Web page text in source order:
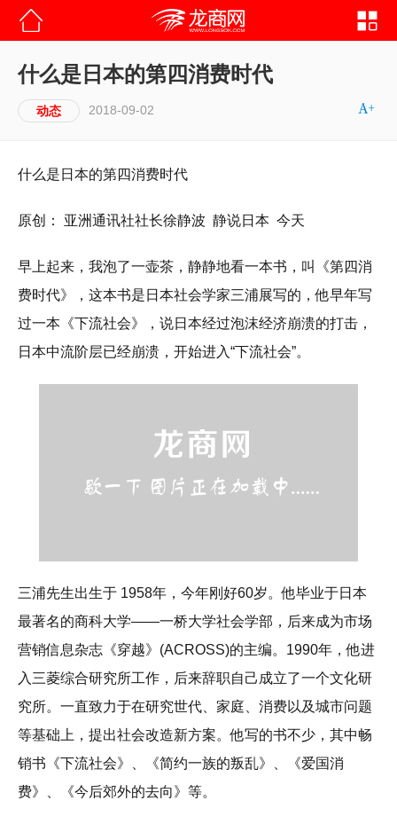
什么是日本的第四消费时代
动态 2018-09-02
什么是日本的第四消费时代
原创： 亚洲通讯社社长徐静波 静说日本 今天
早上起来，我泡了一壶茶，静静地看一本书，叫《第四消
费时代》，这本书是日本社会学家三浦展写的，他早年写
过一本《下流社会》，说日本经过泡沫经济崩溃的打击，
日本中流阶层已经崩溃，开始进入“下流社会”。
三浦先生出生于 1958年，今年刚好60岁。他毕业于日本
最著名的商科大学——一桥大学社会学部，后来成为市场
营销信息杂志《穿越》(ACROSS)的主编。1990年，他进
入三菱综合研究所工作，后来辞职自己成立了一个文化研
究所。一直致力于在研究世代、家庭、消费以及城市问题
等基础上，提出社会改造新方案。他写的书不少，其中畅
销书《下流社会》、《简约一族的叛乱》、《爱国消
费》、《今后郊外的去向》等。